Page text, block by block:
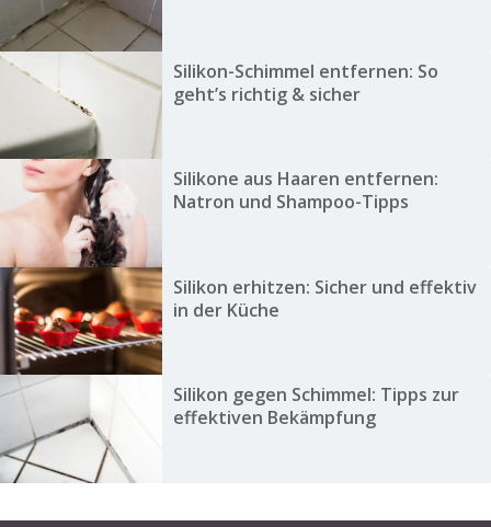
Silikon-Schimmel entfernen: So
geht’s richtig & sicher
Silikone aus Haaren entfernen:
Natron und Shampoo-Tipps
Silikon erhitzen: Sicher und effektiv
in der Küche
Silikon gegen Schimmel: Tipps zur
effektiven Bekämpfung